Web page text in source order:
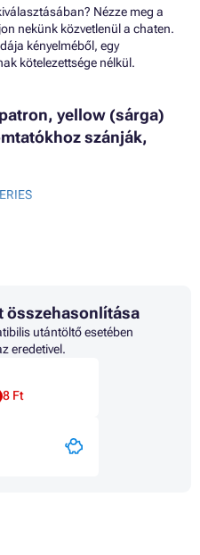
Nézze meg a
nekünk közvetlenül a chaten.
kényelméből, egy
kötelezettsége nélkül.
patron, yellow (sárga)
szánják,
összehasonlítása
utántöltő esetében
eredetivel.
8 Ft